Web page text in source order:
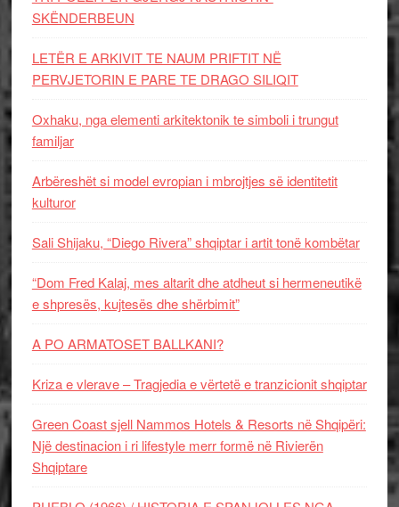
SKËNDERBEUN
LETËR E ARKIVIT TE NAUM PRIFTIT NË
PERVJETORIN E PARE TE DRAGO SILIQIT
Oxhaku, nga elementi arkitektonik te simboli i trungut
familjar
Arbëreshët si model evropian i mbrojtjes së identitetit
kulturor
Sali Shijaku, “Diego Rivera” shqiptar i artit tonë kombëtar
“Dom Fred Kalaj, mes altarit dhe atdheut si hermeneutikë
e shpresës, kujtesës dhe shërbimit”
A PO ARMATOSET BALLKANI?
Kriza e vlerave – Tragjedia e vërtetë e tranzicionit shqiptar
Green Coast sjell Nammos Hotels & Resorts në Shqipëri:
Një destinacion i ri lifestyle merr formë në Rivierën
Shqiptare